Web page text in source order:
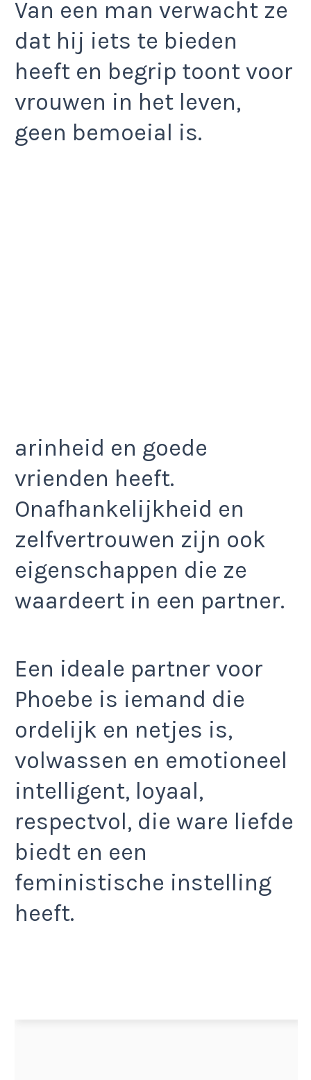
Van een man verwacht ze
dat hij iets te bieden
heeft en begrip toont voor
vrouwen in het leven,
geen bemoeial is.
arinheid en goede
vrienden heeft.
Onafhankelijkheid en
zelfvertrouwen zijn ook
eigenschappen die ze
waardeert in een partner.
Een ideale partner voor
Phoebe is iemand die
ordelijk en netjes is,
volwassen en emotioneel
intelligent, loyaal,
respectvol, die ware liefde
biedt en een
feministische instelling
heeft.